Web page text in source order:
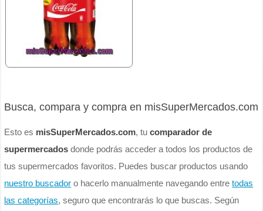
Busca, compara y compra en misSuperMercados.com
Esto es misSuperMercados.com, tucomparador de
supermercados donde podrás acceder a todos los productos de
tus supermercados favoritos. Puedes buscar productos usando
nuestro buscador o hacerlo manualmente navegando entretodas
las categorías, seguro que encontrarás lo que buscas. Según